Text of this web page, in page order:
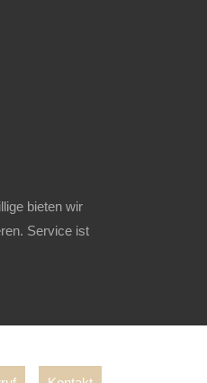
bieten wir
Service ist